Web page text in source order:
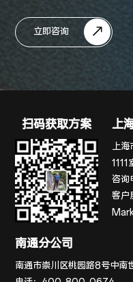
立即咨询
扫码获取方案 上
上海
1111
咨询
客户
南通分公司
南通市崇川区桃园路8号中南